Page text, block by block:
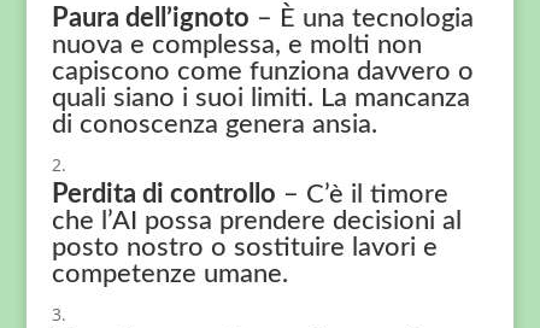
Paura dell’ignoto – È una tecnologia
nuova e complessa, e molti non
capiscono come funziona davvero o
quali siano i suoi limiti. La mancanza
di conoscenza genera ansia.
Perdita di controllo – C’è il timore
che l’AI possa prendere decisioni al
posto nostro o sostituire lavori e
competenze umane.